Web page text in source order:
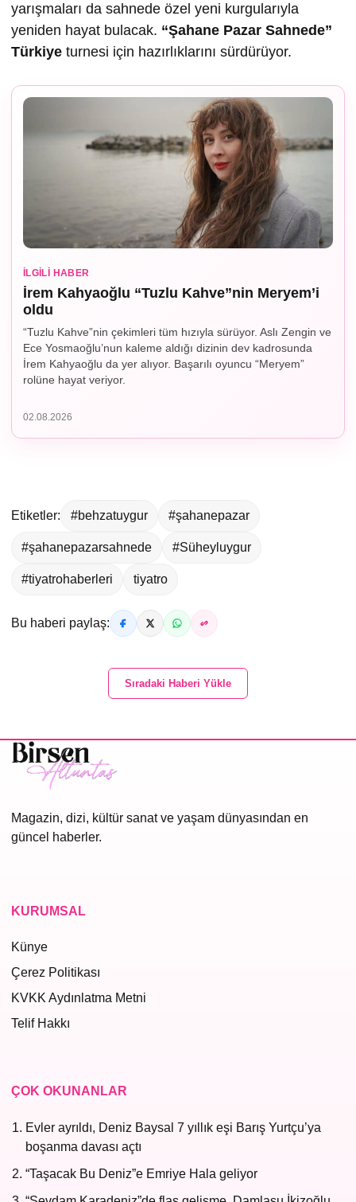
yarışmaları da sahnede özel yeni kurgularıyla
yeniden hayat bulacak. “Şahane Pazar Sahnede”
Türkiye turnesi için hazırlıklarını sürdürüyor.
İLGILI HABER
İrem Kahyaoğlu “Tuzlu Kahve”nin Meryem’i
oldu
“Tuzlu Kahve”nin çekimleri tüm hızıyla sürüyor. Aslı Zengin ve
Ece Yosmaoğlu’nun kaleme aldığı dizinin dev kadrosunda
İrem Kahyaoğlu da yer alıyor. Başarılı oyuncu “Meryem”
rolüne hayat veriyor.
02.08.2026
Etiketler: #behzatuygur #şahanepazar
#şahanepazarsahnede #Süheyluygur
#tiyatrohaberleri tiyatro
Bu haberi paylaş:
Sıradaki Haberi Yükle
Magazin, dizi, kültür sanat ve yaşam dünyasından en
güncel haberler.
KURUMSAL
Künye
Çerez Politikası
KVKK Aydınlatma Metni
Telif Hakkı
ÇOK OKUNANLAR
Evler ayrıldı, Deniz Baysal 7 yıllık eşi Barış Yurtçu’ya
boşanma davası açtı
“Taşacak Bu Deniz”e Emriye Hala geliyor